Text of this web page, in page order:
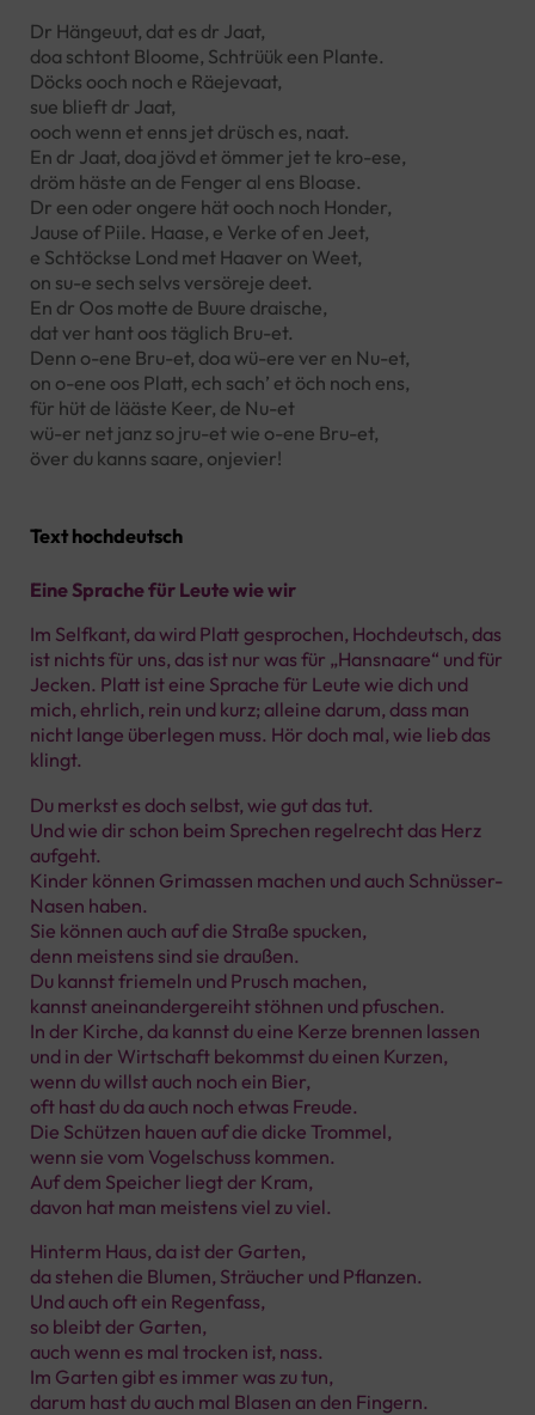
Dr Hängeuut, dat es dr Jaat,
doa schtont Bloome, Schtrüük een Plante.
Döcks ooch noch e Räejevaat,
sue blieft dr Jaat,
ooch wenn et enns jet drüsch es, naat.
En dr Jaat, doa jövd et ömmer jet te kro-ese,
dröm häste an de Fenger al ens Bloase.
Dr een oder ongere hät ooch noch Honder,
Jause of Piile. Haase, e Verke of en Jeet,
e Schtöckse Lond met Haaver on Weet,
on su-e sech selvs versöreje deet.
En dr Oos motte de Buure draische,
dat ver hant oos täglich Bru-et.
Denn o-ene Bru-et, doa wü-ere ver en Nu-et,
on o-ene oos Platt, ech sach’ et öch noch ens,
für hüt de lääste Keer, de Nu-et
wü-er net janz so jru-et wie o-ene Bru-et,
över du kanns saare, onjevier!
Text hochdeutsch
Eine Sprache für Leute wie wir
Im Selfkant, da wird Platt gesprochen, Hochdeutsch, das
ist nichts für uns, das ist nur was für „Hansnaare“ und für
Jecken. Platt ist eine Sprache für Leute wie dich und
mich, ehrlich, rein und kurz; alleine darum, dass man
nicht lange überlegen muss. Hör doch mal, wie lieb das
klingt.
Du merkst es doch selbst, wie gut das tut.
Und wie dir schon beim Sprechen regelrecht das Herz
aufgeht.
Kinder können Grimassen machen und auch Schnüsser-
Nasen haben.
Sie können auch auf die Straße spucken,
denn meistens sind sie draußen.
Du kannst friemeln und Prusch machen,
kannst aneinandergereiht stöhnen und pfuschen.
In der Kirche, da kannst du eine Kerze brennen lassen
und in der Wirtschaft bekommst du einen Kurzen,
wenn du willst auch noch ein Bier,
oft hast du da auch noch etwas Freude.
Die Schützen hauen auf die dicke Trommel,
wenn sie vom Vogelschuss kommen.
Auf dem Speicher liegt der Kram,
davon hat man meistens viel zu viel.
Hinterm Haus, da ist der Garten,
da stehen die Blumen, Sträucher und Pflanzen.
Und auch oft ein Regenfass,
so bleibt der Garten,
auch wenn es mal trocken ist, nass.
Im Garten gibt es immer was zu tun,
darum hast du auch mal Blasen an den Fingern.